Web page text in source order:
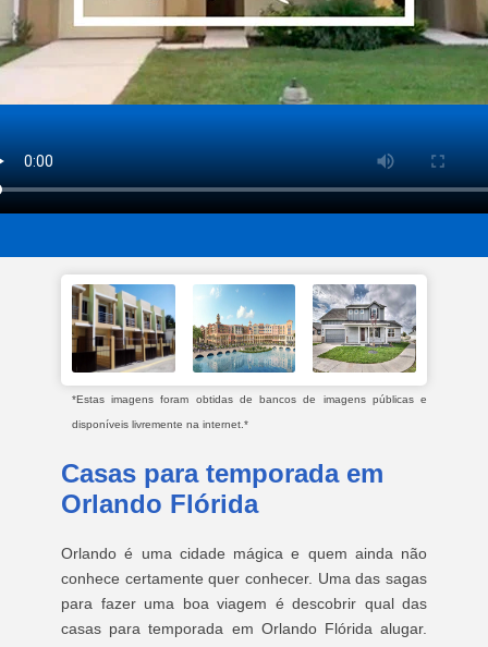
*Estas imagens foram obtidas de bancos de imagens públicas e
disponíveis livremente na internet.*
Casas para temporada em
Orlando Flórida
Orlando é uma cidade mágica e quem ainda não
conhece certamente quer conhecer. Uma das sagas
para fazer uma boa viagem é descobrir qual das
casas para temporada em Orlando Flórida alugar.